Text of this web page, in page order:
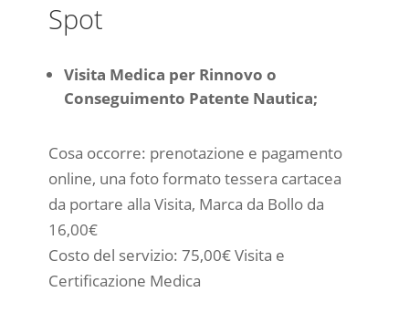
Spot
Visita Medica per Rinnovo o
Conseguimento Patente Nautica;
Cosa occorre: prenotazione e pagamento
online, una foto formato tessera cartacea
da portare alla Visita, Marca da Bollo da
16,00€
Costo del servizio: 75,00€ Visita e
Certificazione Medica